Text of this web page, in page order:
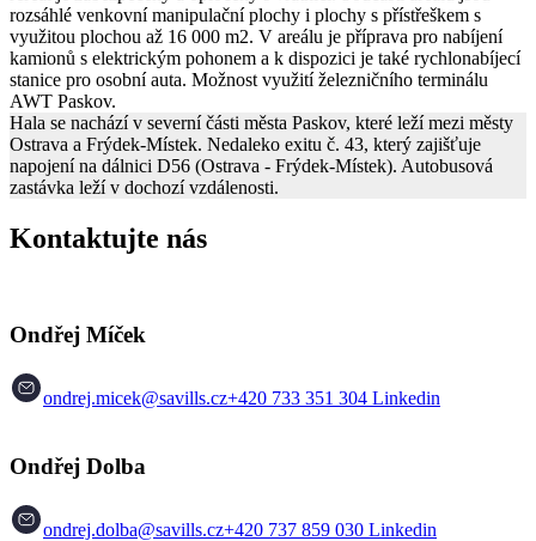
rozsáhlé venkovní manipulační plochy i plochy s přístřeškem s
využitou plochou až 16 000 m2. V areálu je příprava pro nabíjení
kamionů s elektrickým pohonem a k dispozici je také rychlonabíjecí
stanice pro osobní auta. Možnost využití železničního terminálu
AWT Paskov.
Hala se nachází v severní části města Paskov, které leží mezi městy
Ostrava a Frýdek-Místek. Nedaleko exitu č. 43, který zajišťuje
napojení na dálnici D56 (Ostrava - Frýdek-Místek). Autobusová
zastávka leží v dochozí vzdálenosti.
Kontaktujte nás
Ondřej Míček
ondrej.micek@savills.cz+420 733 351 304 Linkedin
Ondřej Dolba
ondrej.dolba@savills.cz+420 737 859 030 Linkedin